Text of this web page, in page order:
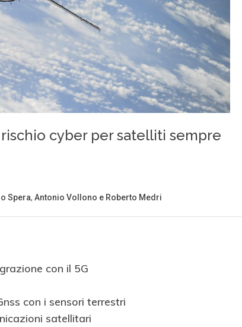
con il 5G
con i sensori terrestri
satellitari